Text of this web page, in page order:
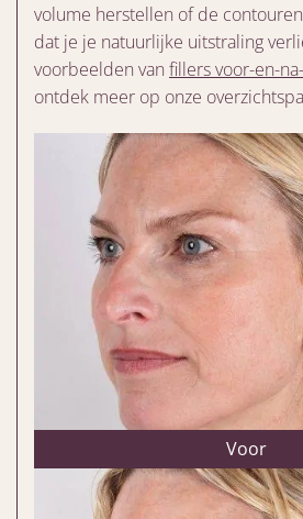
volume herstellen of de
dat je je natuurlijke uitstraling
voorbeelden van fillers voor-en-
ontdek meer op onze
Voor